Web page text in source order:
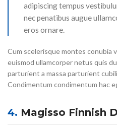
adipiscing tempus
nec penatibus augue
eros ornare.
Cum scelerisque montes
euismod ullamcorper netus quis
parturient a massa parturient
Condimentum condimentum hac
4. Magisso Finnish